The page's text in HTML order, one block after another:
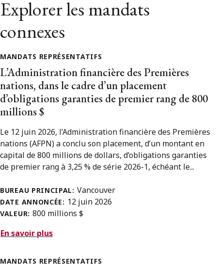
Explorer les mandats
connexes
MANDATS REPRÉSENTATIFS
L’Administration financière des Premières
nations, dans le cadre d’un placement
d’obligations garanties de premier rang de 800
millions $
Le 12 juin 2026, l’Administration financière des Premières
nations (AFPN) a conclu son placement, d’un montant en
capital de 800 millions de dollars, d’obligations garanties
de premier rang à 3,25 % de série 2026-1, échéant le...
BUREAU PRINCIPAL: Vancouver
DATE ANNONCÉE: 12 juin 2026
VALEUR: 800 millions $
En savoir plus
MANDATS REPRÉSENTATIFS